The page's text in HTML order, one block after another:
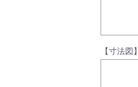
製品動画一覧
【寸法図】